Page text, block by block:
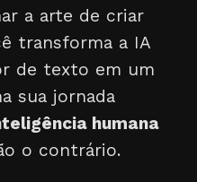
a arte de criar
transforma a IA
de texto em um
sua jornada
humana
o contrário.